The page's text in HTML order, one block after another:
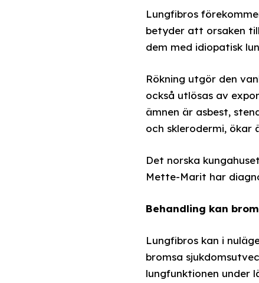
Lungfibros
betyder att orsaken
dem med idiopatisk
Rökning utgör den
också utlösas av
ämnen är asbest,
och sklerodermi, ökar
Det norska
Mette-Marit har
Behandling kan
Lungfibros kan i
bromsa
lungfunktionen under